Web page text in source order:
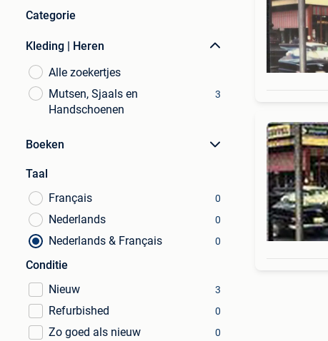
Categorie
Kleding | Heren
Alle zoekertjes
Mutsen, Sjaals en
Handschoenen
3
Boeken
Taal
Français
0
Nederlands 0
Nederlands & Français 0
Conditie
Nieuw
3
Refurbished 0
Zo goed als nieuw 0